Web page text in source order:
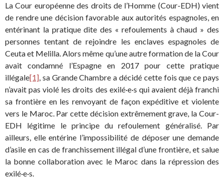
La Cour européenne des droits de l’Homme (Cour-EDH) vient
de rendre une décision favorable aux autorités espagnoles, en
entérinant la pratique dite des « refoulements à chaud » des
personnes tentant de rejoindre les enclaves espagnoles de
Ceuta et Melilla. Alors même qu’une autre formation de la Cour
avait condamné l’Espagne en 2017 pour cette pratique
illégale[1], sa Grande Chambre a décidé cette fois que ce pays
n’avait pas violé les droits des exilé·e·s qui avaient déjà franchi
sa frontière en les renvoyant de façon expéditive et violente
vers le Maroc. Par cette décision extrêmement grave, la Cour-
EDH légitime le principe du refoulement généralisé. Par
ailleurs, elle entérine l’impossibilité de déposer une demande
d’asile en cas de franchissement illégal d’une frontière, et salue
la bonne collaboration avec le Maroc dans la répression des
exilé·e·s.